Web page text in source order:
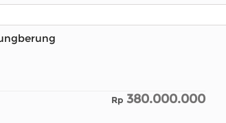
Rp 380.000.000